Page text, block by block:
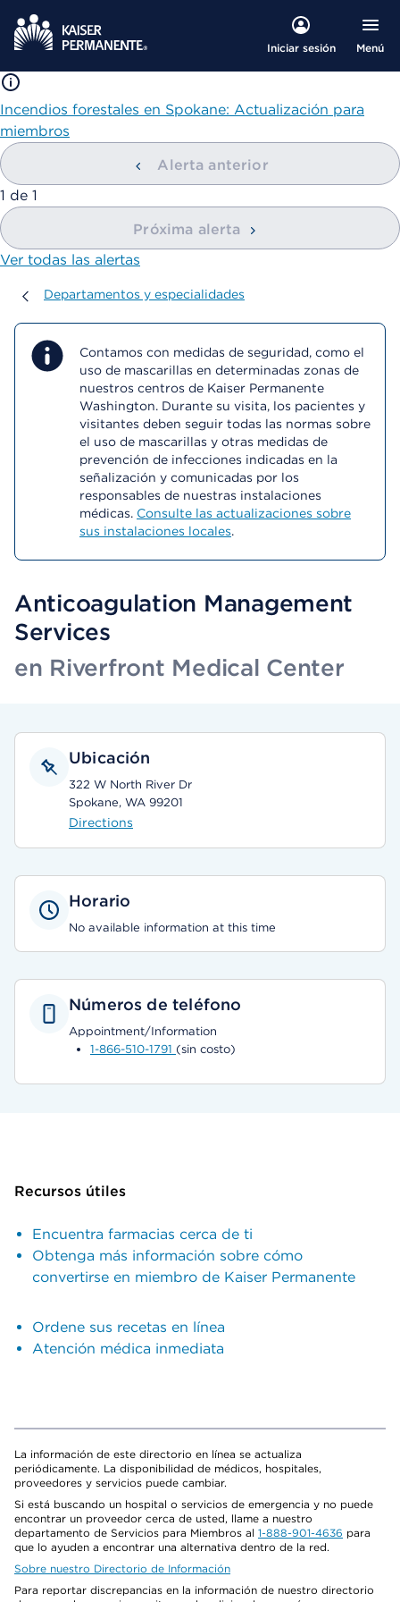
Iniciar sesión Menú
Incendios forestales en Spokane: Actualización para
miembros
Alerta anterior
mostrando
1 de 1
Próxima alerta
Ver todas las alertas
Departamentos y especialidades
Departamentos y especialidades
Contamos con medidas de seguridad, como el
uso de mascarillas en determinadas zonas de
nuestros centros de Kaiser Permanente
Washington. Durante su visita, los pacientes y
visitantes deben seguir todas las normas sobre
el uso de mascarillas y otras medidas de
prevención de infecciones indicadas en la
señalización y comunicadas por los
responsables de nuestras instalaciones
médicas. Consulte las actualizaciones sobre
sus instalaciones locales.
Anticoagulation Management
Services
en Riverfront Medical Center
Ubicación
322 W North River Dr
Spokane, WA 99201
Directions
Horario
No available information at this time
Números de teléfono
Appointment/Information
1-866-510-1791 (sin costo)
Recursos útiles
Encuentra farmacias cerca de ti
Obtenga más información sobre cómo
convertirse en miembro de Kaiser Permanente
Ordene sus recetas en línea
Atención médica inmediata
La información de este directorio en línea se actualiza
periódicamente. La disponibilidad de médicos, hospitales,
proveedores y servicios puede cambiar.
Si está buscando un hospital o servicios de emergencia y no puede
encontrar un proveedor cerca de usted, llame a nuestro
departamento de Servicios para Miembros al 1-888-901-4636 para
que lo ayuden a encontrar una alternativa dentro de la red.
Sobre nuestro Directorio de Información
Para reportar discrepancias en la información de nuestro directorio